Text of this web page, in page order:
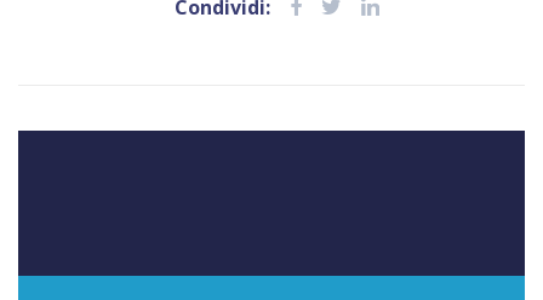
Condividi: